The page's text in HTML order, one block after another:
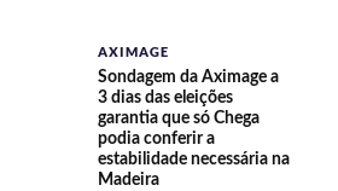
AXIMAGE
Sondagem da Aximage a
3 dias das eleições
garantia que só Chega
podia conferir a
estabilidade necessária na
Madeira